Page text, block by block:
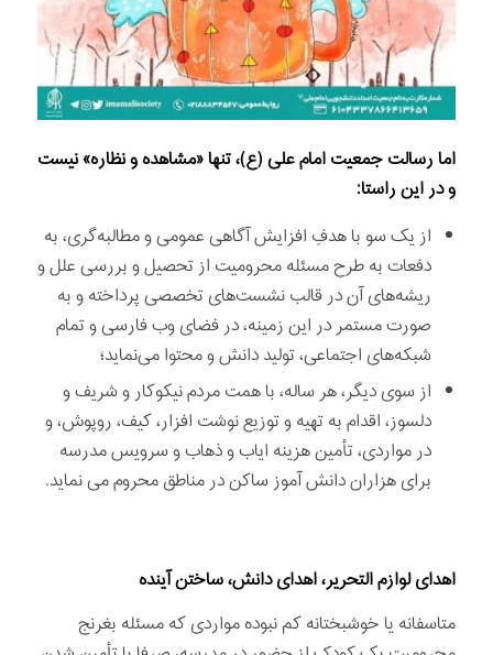
اما رسالت جمعیت امام علی (ع)، تنها «مشاهده و نظاره» نیست
و در این راستا:
از یک سو با هدفِ افزایش آگاهی عمومی و مطالبه‌گری، به
دفعات به طرح مسئله محرومیت از تحصیل و بررسی علل و
ریشه‌های آن در قالب نشست‌های تخصصی پرداخته و به
صورت مستمر در این زمینه، در فضای وب فارسی و تمام
شبکه‌های اجتماعی، تولید دانش و محتوا می‌نماید؛
از سوی دیگر، هر ساله، با همت مردم نیکوکار و شریف و
دلسوز، اقدام به تهیه و توزیع نوشت‌ افزار، کیف، روپوش، و
در مواردی، تأمین هزینه ایاب و ذهاب و سرویس مدرسه
برای هزاران دانش آموز ساکن در مناطق محروم می نماید.
اهدای لوازم التحریر، اهدای دانش، ساختن آینده
متاسفانه یا خوشبختانه کم نبوده مواردی که مسئله بغرنج